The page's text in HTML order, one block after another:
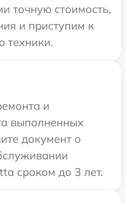
точную стоимость,
и приступим к
техники.
и
выполненных
документ о
сроком до 3 лет.